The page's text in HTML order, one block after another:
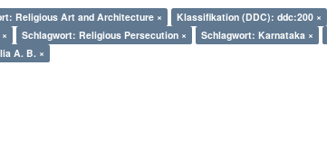
Religious Art and Architecture ×
Klassifikation (DDC): ddc:200 ×
Schlagwort: Religious Persecution × Schlagwort: Karnataka ×
A. B. ×